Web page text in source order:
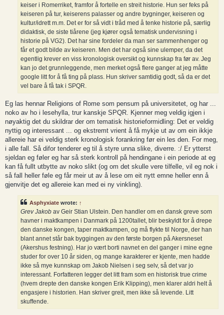
keiser i Romerriket, framfor å fortelle en streit historie. Hun ser feks på
keiseren på tur, keiserens palasser og andre bygninger, keiseren og
kultur/idrett m.m. Det er for så vidt i tråd med å tenke historie på, særlig
didaktisk, de siste tiårene (jeg kjører også tematisk undervisning i
historie på VG2). Det har sine fordeler da man ser sammenhenger og
får et godt bilde av keiseren. Men det har også sine ulemper, da det
egentlig krever en viss kronologisk oversikt og kunnskap fra før av. Jeg
kan jo det grunnleggende, men merket også flere ganger at jeg måtte
google litt for å få ting på plass. Hun skriver samtidig godt, så da er det
vel bare å få tak i SPQR.
Eg las hennar Religions of Rome som pensum på universitetet, og har ...
noko av ho i lesehylla, trur kanskje SPQR. Kjenner meg veldig igjen i
nøyaktig det du skildrar der om tematisk historieformidling: Det er veldig
nyttig og interessant ... og ekstremt vrient å få mykje ut av om ein ikkje
allereie har ei veldig sterk kronologisk forankring før ein les den. For meg,
i alle fall. Så difor tenderer eg til å styre unna slike, diverre. :/ Er ytterst
sjeldan eg føler eg har så sterk kontroll på hendingane i ein periode at eg
kan få fullt utbytte av noko slikt (og om det skulle vere tilfelle, vil eg nok i
så fall heller føle eg får meir ut av å lese om eit nytt emne heller enn å
gjenvitje det eg allereie kan med ei ny vinkling).
Asphyxiate wrote: ↑
Grev Jakob av Geir Stian Ulstein. Den handler om en dansk greve som
havner i maktkampen i Danmark på 1200tallet, blir beskyldt for å drepe
den danske kongen, taper maktkampen, og må flykte til Norge, der han
blant annet står bak byggingen av den første borgen på Akersneset
(Akershus festning). Har jo vært borti navnet en del ganger i mine egne
studer for over 10 år siden, og mange karakterer er kjente, men hadde
ikke så mye kunnskap om Jakob Nielsen i seg selv, så det var jo
interessant. Forfatteren legger det litt fram som en historisk true crime
(hvem drepte den danske kongen Erik Klipping), men klarer aldri helt å
engasjere i historien. Han skriver greit, men ikke så levende. Litt
skuffende.